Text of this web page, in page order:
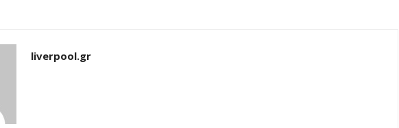
liverpool.gr